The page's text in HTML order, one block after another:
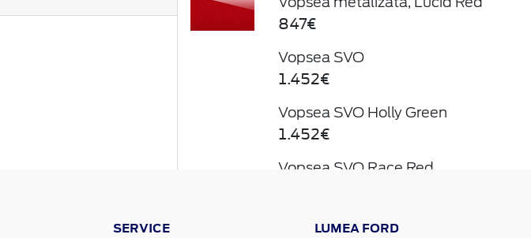
847€
Vopsea SVO
1.452€
Vopsea SVO Holly Green
1.452€
Vopsea SVO Race Red
Vopsea SVO Sulfur Yellow
SERVICE LUMEA FORD